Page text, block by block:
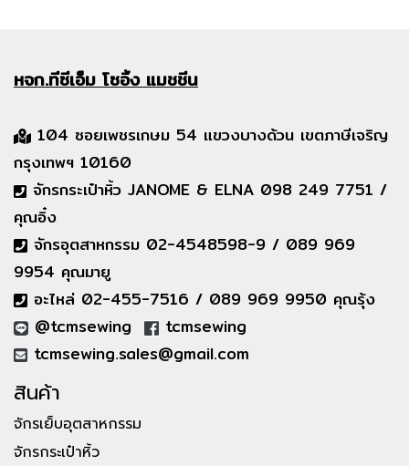
หจก.ทีซีเอ็มโซอิ้ง แมชชีน
104 ซอยเพชรเกษม 54 แขวงบางด้วน เขตภาษีเจริญ
กรุงเทพฯ 10160
จักรกระเป๋าหิ้ว JANOME & ELNA 098 249 7751 /
คุณอิ๋ง
จักรอุตสาหกรรม 02-4548598-9 / 089 969
9954 คุณมายู
อะไหล่ 02-455-7516 / 089 969 9950 คุณรุ้ง
@tcmsewing
tcmsewing
tcmsewing.sales@gmail.com
สินค้า
จักรเย็บอุตสาหกรรม
จักรกระเป๋าหิ้ว